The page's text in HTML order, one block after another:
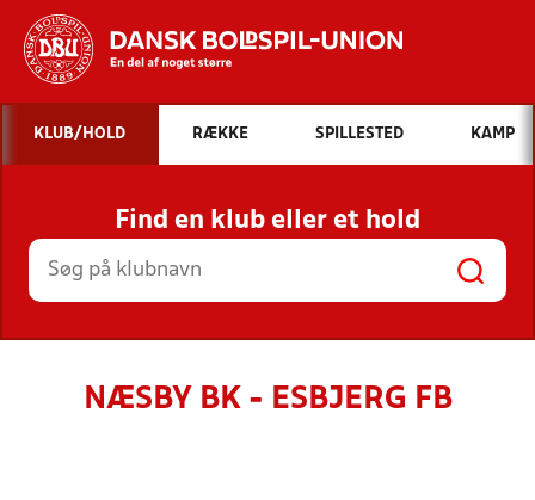
Hvad vil du søge efter?
INDHOLD OG NYHEDER
STILLINGER, RESULTATER, KLUBBER OG
HOLD
KLUB/HOLD RÆKKE SPILLESTED KAMP
Find en klub eller et hold
NÆSBY BK - ESBJERG FB